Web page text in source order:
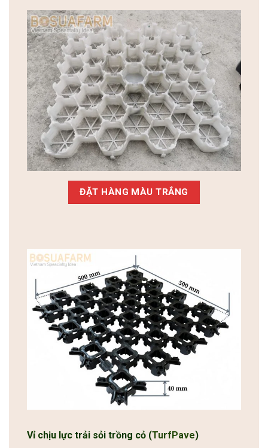
ĐẶT HÀNG MÀU TRẮNG
Vỉ chịu lực trải sỏi trồng cỏ (TurfPave)